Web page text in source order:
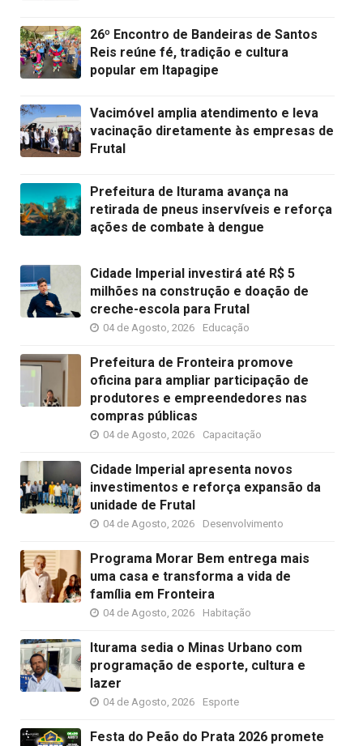
26º Encontro de Bandeiras de Santos
Reis reúne fé, tradição e cultura
popular em Itapagipe
Vacimóvel amplia atendimento e leva
vacinação diretamente às empresas de
Frutal
Prefeitura de Iturama avança na
retirada de pneus inservíveis e reforça
ações de combate à dengue
Cidade Imperial investirá até R$ 5
milhões na construção e doação de
creche-escola para Frutal
04 de Agosto, 2026 Educação
Prefeitura de Fronteira promove
oficina para ampliar participação de
produtores e empreendedores nas
compras públicas
04 de Agosto, 2026 Capacitação
Cidade Imperial apresenta novos
investimentos e reforça expansão da
unidade de Frutal
04 de Agosto, 2026 Desenvolvimento
Programa Morar Bem entrega mais
uma casa e transforma a vida de
família em Fronteira
04 de Agosto, 2026 Habitação
Iturama sedia o Minas Urbano com
programação de esporte, cultura e
lazer
04 de Agosto, 2026 Esporte
Festa do Peão do Prata 2026 promete